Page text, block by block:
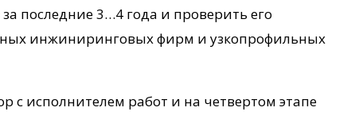
последние 3…4 года и проверить его
инжиниринговых фирм и узкопрофильных
с исполнителем работ и на четвертом этапе